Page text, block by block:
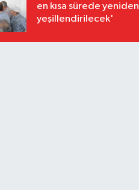
en kısa sürede yeniden
yeşillendirilecek'